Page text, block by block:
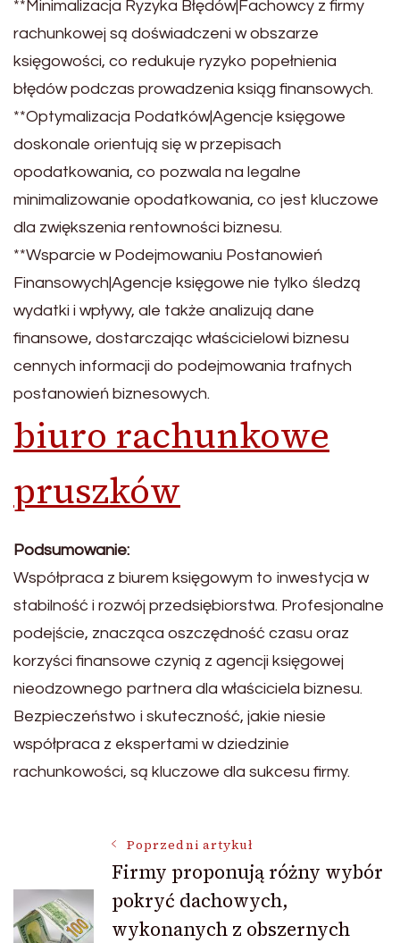
**Minimalizacja Ryzyka Błędów|Fachowcy z firmy
rachunkowej są doświadczeni w obszarze
księgowości, co redukuje ryzyko popełnienia
błędów podczas prowadzenia ksiąg finansowych.
**Optymalizacja Podatków|Agencje księgowe
doskonale orientują się w przepisach
opodatkowania, co pozwala na legalne
minimalizowanie opodatkowania, co jest kluczowe
dla zwiększenia rentowności biznesu.
**Wsparcie w Podejmowaniu Postanowień
Finansowych|Agencje księgowe nie tylko śledzą
wydatki i wpływy, ale także analizują dane
finansowe, dostarczając właścicielowi biznesu
cennych informacji do podejmowania trafnych
postanowień biznesowych.
biuro rachunkowe
pruszków
Podsumowanie:
Współpraca z biurem księgowym to inwestycja w
stabilność i rozwój przedsiębiorstwa. Profesjonalne
podejście, znacząca oszczędność czasu oraz
korzyści finansowe czynią z agencji księgowej
nieodzownego partnera dla właściciela biznesu.
Bezpieczeństwo i skuteczność, jakie niesie
współpraca z ekspertami w dziedzinie
rachunkowości, są kluczowe dla sukcesu firmy.
Nawigacja
wpisu
Poprzedni artykuł
Firmy proponują różny wybór
pokryć dachowych,
wykonanych z obszernych